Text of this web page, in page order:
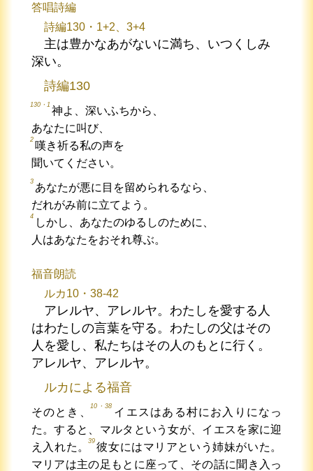
答唱詩編
詩編130・1+2、3+4
主は豊かなあがないに満ち、いつくしみ
深い。
詩編130
130・1
神よ、深いふちから、
あなたに叫び、
2
嘆き祈る私の声を
聞いてください。
3
あなたが悪に目を留められるなら、
だれがみ前に立てよう。
4
しかし、あなたのゆるしのために、
人はあなたをおそれ尊ぶ。
福音朗読
ルカ10・38-42
アレルヤ、アレルヤ。わたしを愛する人
はわたしの言葉を守る。わたしの父はその
人を愛し、私たちはその人のもとに行く。
アレルヤ、アレルヤ。
ルカによる福音
そのとき、
10・38
イエスはある村にお入りになっ
た。すると、マルタという女が、イエスを家に迎
え入れた。
39
彼女にはマリアという姉妹がいた。
マリアは主の足もとに座って、その話に聞き入っ